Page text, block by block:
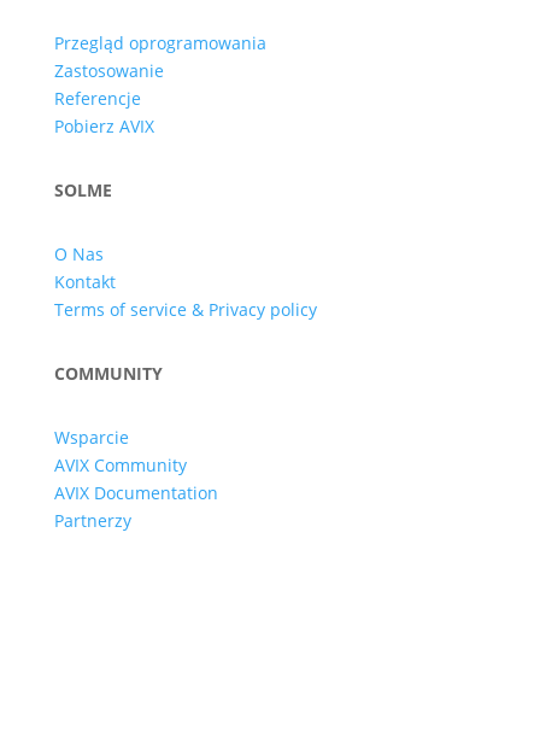
Przegląd oprogramowania
Zastosowanie
Referencje
Pobierz AVIX
SOLME
O Nas
Kontakt
Terms of service & Privacy policy
COMMUNITY
Wsparcie
AVIX Community
AVIX Documentation
Partnerzy